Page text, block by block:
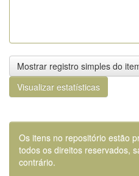
Mostrar registro simples do
Visualizar estatísticas
Os itens no repositório estão
todos os direitos reservados,
contrário.